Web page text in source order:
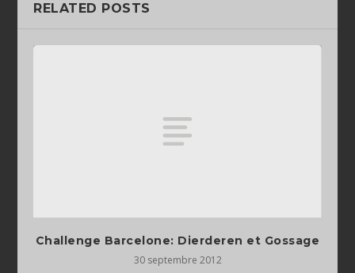
RELATED POSTS
Challenge Barcelone: Dierderen et Gossage
30 septembre 2012